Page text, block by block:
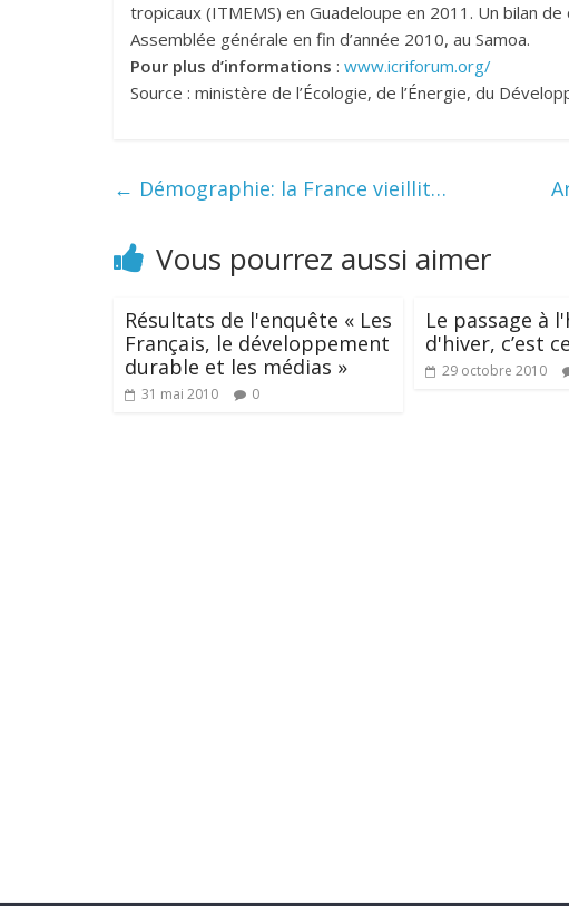
tropicaux (ITMEMS) en Guadeloupe en 2011. Un bilan
Assemblée générale en fin d’année 2010, au Samoa.
Pour plus d’informations : www.icriforum.org/
Source : ministère de l’Écologie, de l’Énergie, du
← Démographie: la France vieillit…
Vous pourrez aussi aimer
Résultats de l'enquête « Les
Français, le développement
durable et les médias »
31 mai 2010 0
Le passage à
d'hiver, c’est
29 octobre 2010